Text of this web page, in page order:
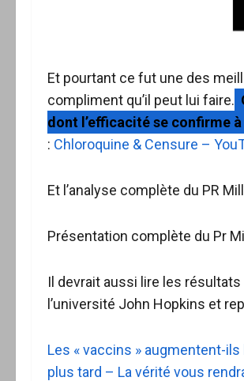
Et pourtant ce fut une des
compliment qu’il peut lui faire.
dont l’efficacité se confirme
: Chloroquine & Censure –
Et l’analyse complète du PR
Présentation complète du Pr
Il devrait aussi lire les
l’université John Hopkins et
Les « vaccins » augmentent-
plus tard – La vérité vous